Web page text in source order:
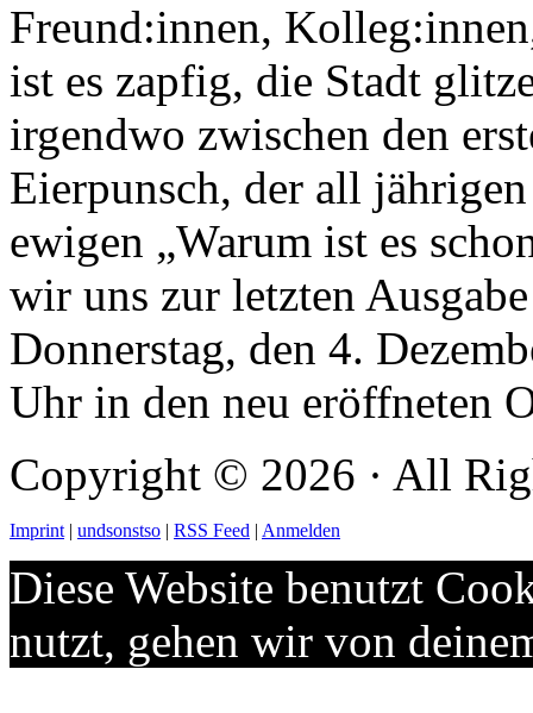
Freund:innen,
ist es zapfig, die Stadt
irgendwo zwischen den
Eierpunsch, der all
ewigen „Warum ist es
wir uns zur letzten
Donnerstag, den 4.
Uhr in den neu eröffneten
Copyright © 2026 · All
Imprint| undsonstso | RSS Feed | Anmelden
Diese Website benutzt
nutzt, gehen wir von